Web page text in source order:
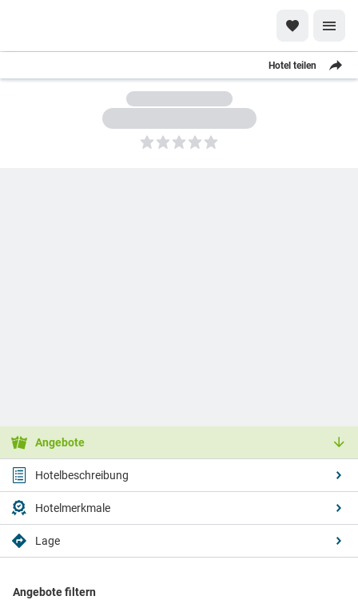
Hotel teilen
5
Angebote
Hotelbeschreibung
Hotelmerkmale
Lage
Angebote filtern